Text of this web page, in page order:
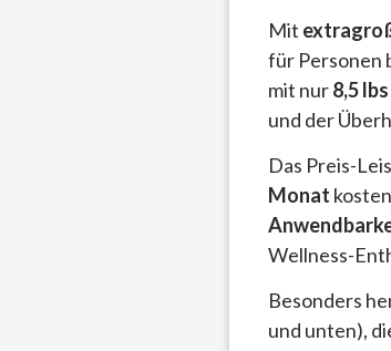
Mit
für Personen
mit nur8,5 lbs
und der
Das Preis-
Monat
Wellness-
Besonders
und unten),